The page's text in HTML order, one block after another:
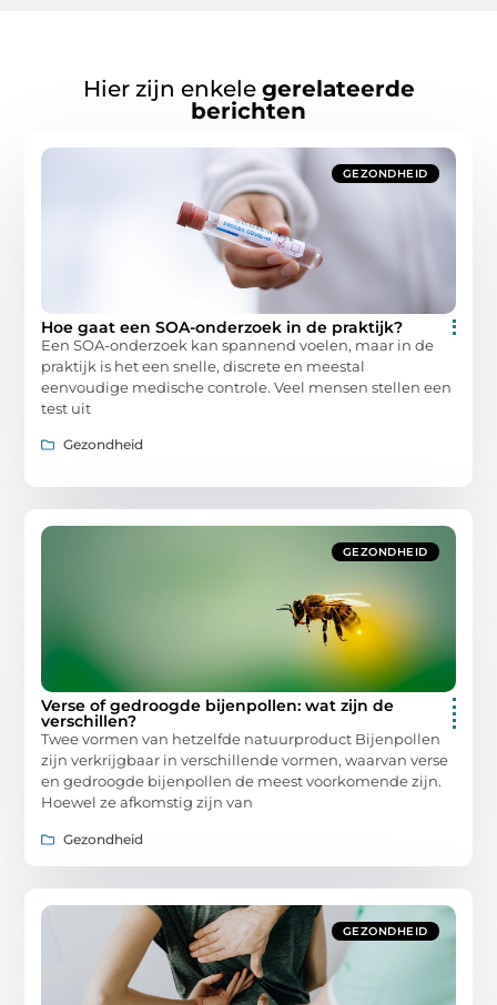
Hier zijn enkele gerelateerde
berichten
GEZONDHEID
Hoe gaat een SOA-onderzoek in de praktijk?
Een SOA-onderzoek kan spannend voelen, maar in de
praktijk is het een snelle, discrete en meestal
eenvoudige medische controle. Veel mensen stellen een
test uit
Gezondheid
GEZONDHEID
Verse of gedroogde bijenpollen: wat zijn de
verschillen?
Twee vormen van hetzelfde natuurproduct Bijenpollen
zijn verkrijgbaar in verschillende vormen, waarvan verse
en gedroogde bijenpollen de meest voorkomende zijn.
Hoewel ze afkomstig zijn van
Gezondheid
GEZONDHEID